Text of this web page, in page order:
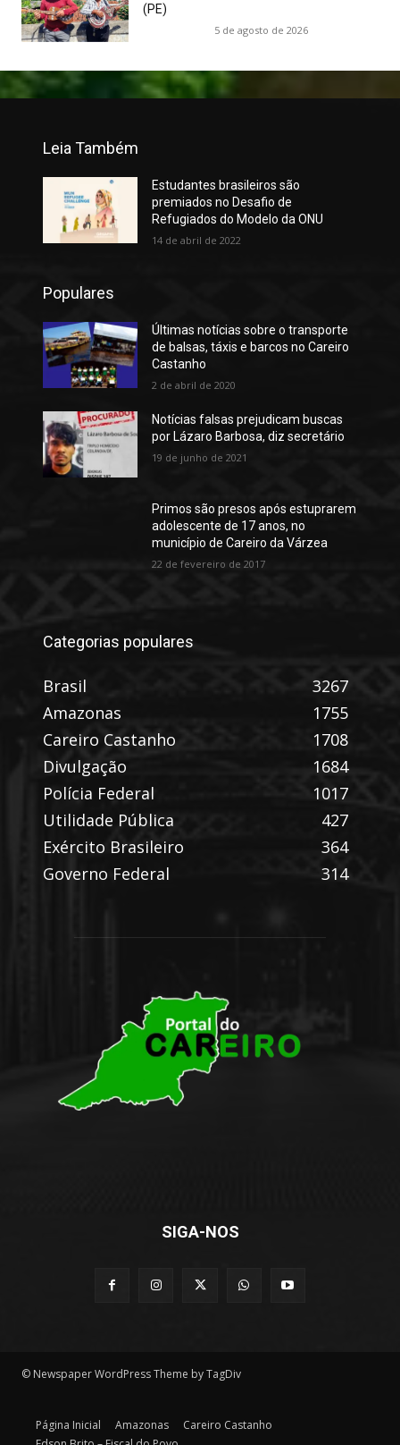
(PE)
5 de agosto de 2026
Leia Também
Estudantes brasileiros são
premiados no Desafio de
Refugiados do Modelo da ONU
14 de abril de 2022
Populares
Últimas notícias sobre o transporte
de balsas, táxis e barcos no Careiro
Castanho
2 de abril de 2020
Notícias falsas prejudicam buscas
por Lázaro Barbosa, diz secretário
19 de junho de 2021
Primos são presos após estuprarem
adolescente de 17 anos, no
município de Careiro da Várzea
22 de fevereiro de 2017
Categorias populares
Brasil
3267
Amazonas
1755
Careiro Castanho
1708
Divulgação
1684
Polícia Federal
1017
Utilidade Pública
427
Exército Brasileiro
364
Governo Federal
314
SIGA-NOS
© Newspaper WordPress Theme by TagDiv
Página Inicial Amazonas
Careiro Castanho